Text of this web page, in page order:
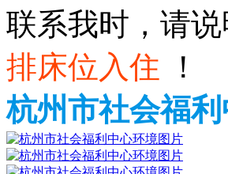
联系我时，请
排床位入住 ！
杭州市社会福